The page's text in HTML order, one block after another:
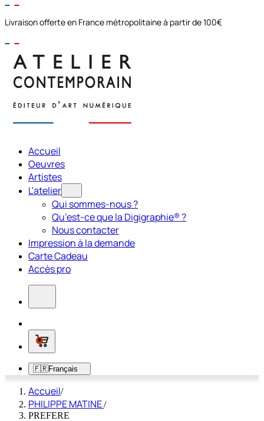
Livraison offerte en France métropolitaine à partir de 100€
Accueil
Oeuvres
Artistes
L'atelier
Qui sommes-nous ?
Qu’est-ce que la Digigraphie® ?
Nous contacter
Impression à la demande
Carte Cadeau
Accès pro
0
🇫🇷Français
Accueil/
PHILIPPE MATINE/
PREFERE